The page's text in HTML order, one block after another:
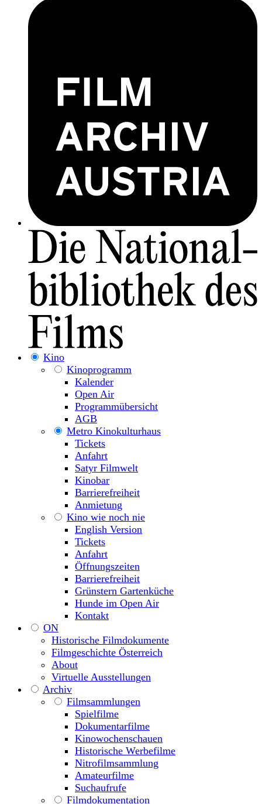
Kino
Kinoprogramm
Kalender
Open Air
Programmübersicht
AGB
Metro Kinokulturhaus
Tickets
Anfahrt
Satyr Filmwelt
Kinobar
Barrierefreiheit
Anmietung
Kino wie noch nie
English Version
Tickets
Anfahrt
Öffnungszeiten
Barrierefreiheit
Grünstern Gartenküche
Hunde im Open Air
Kontakt
ON
Historische Filmdokumente
Filmgeschichte Österreich
About
Virtuelle Ausstellungen
Archiv
Filmsammlungen
Spielfilme
Dokumentarfilme
Kinowochenschauen
Historische Werbefilme
Nitrofilmsammlung
Amateurfilme
Suchaufrufe
Filmdokumentation